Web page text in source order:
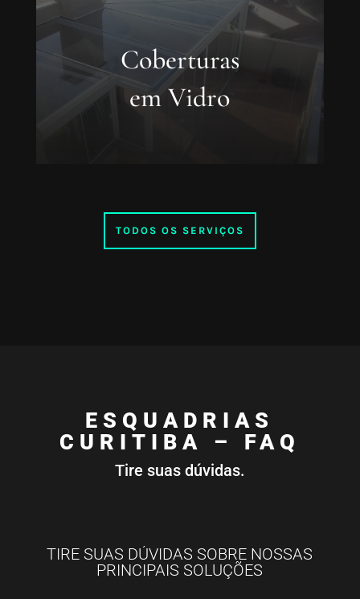
Coberturas
em Vidro
TODOS OS SERVIÇOS
ESQUADRIAS
CURITIBA – FAQ
Tire suas dúvidas.
TIRE SUAS DÚVIDAS SOBRE NOSSAS
PRINCIPAIS SOLUÇÕES